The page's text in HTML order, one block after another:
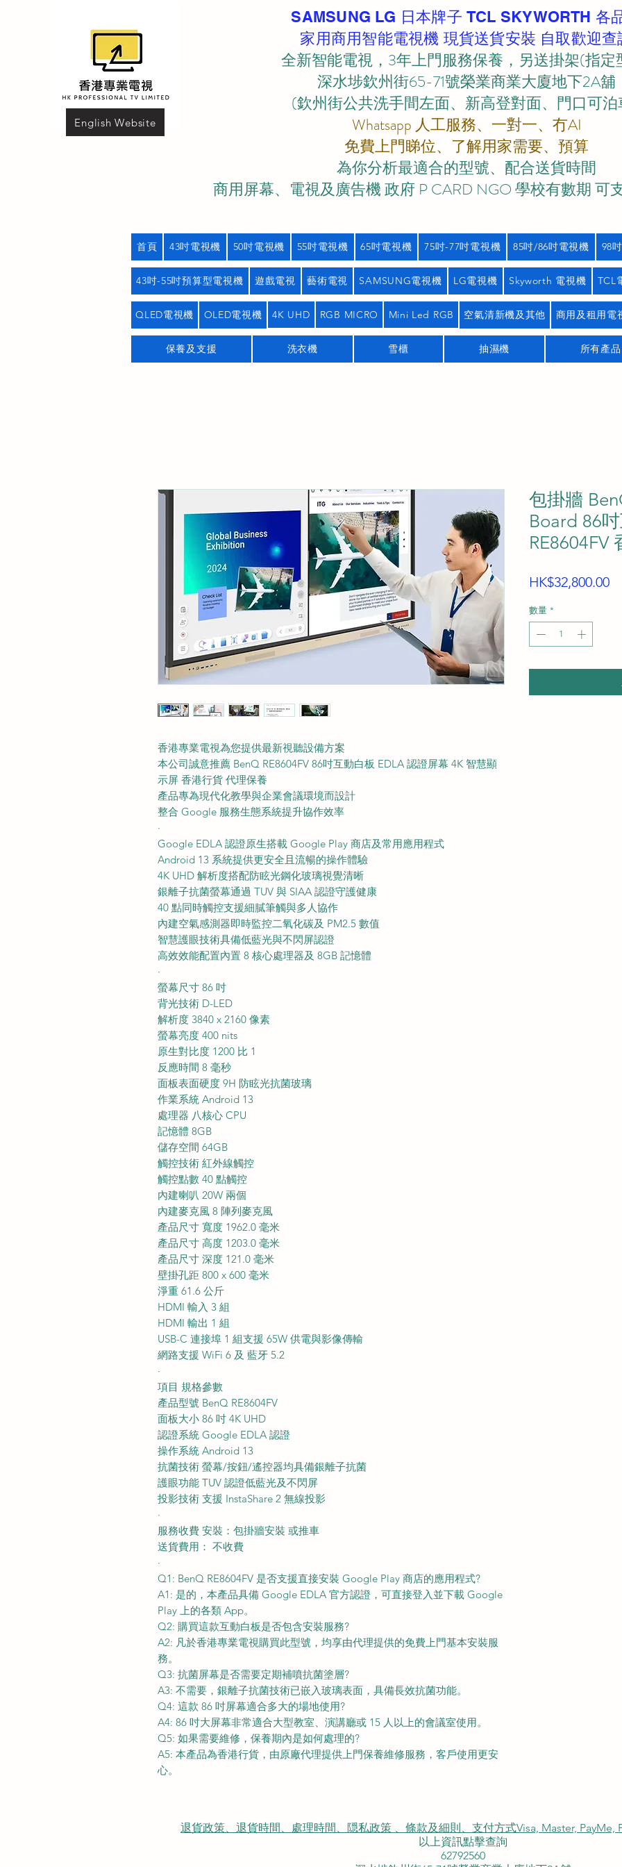
English Website
SAMSUNG LG 日本牌子 TCL SKYWORTH 各
家用商用智能電視機 現貨送貨安裝 自取歡迎查
全新智能電視，3年上門服務保養，另送掛架(指定
深水埗欽州街65-71號榮業商業大廈地下2A舖
(欽州街公共洗手間左面、新高登對面、門口可泊
Whatsapp 人工服務、一對一、冇AI
免費上門睇位、了解用家需要、預算
為你分析最適合的型號、配合送貨時間
商用屏幕、電視及廣告機 政府 P CARD NGO 學校有數期 可
首頁 43吋電視機 50吋電視機 55吋電視機 65吋電視機 75吋-77吋電視機 85吋/86吋電視機 98
43吋-55吋預算型電視機 遊戲電視 藝術電視 SAMSUNG電視機 LG電視機 Skyworth 電視機 TCL
QLED電視機 OLED電視機 4K UHD RGB MICRO Mini Led RGB 空氣清新機及其他 商用及租用電
保養及支援 洗衣機 雪櫃 抽濕機 所有產品
香港專業電視為您提供最新視聽設備方案
本公司誠意推薦 BenQ RE8604FV 86吋互動白板 EDLA 認證屏幕 4K 智慧顯
示屏 香港行貨 代理保養
產品專為現代化教學與企業會議環境而設計
整合 Google 服務生態系統提升協作效率
·
Google EDLA 認證原生搭載 Google Play 商店及常用應用程式
Android 13 系統提供更安全且流暢的操作體驗
4K UHD 解析度搭配防眩光鋼化玻璃視覺清晰
銀離子抗菌螢幕通過 TUV 與 SIAA 認證守護健康
40 點同時觸控支援細膩筆觸與多人協作
內建空氣感測器即時監控二氧化碳及 PM2.5 數值
智慧護眼技術具備低藍光與不閃屏認證
高效效能配置內置 8 核心處理器及 8GB 記憶體
·
螢幕尺寸 86 吋
背光技術 D-LED
解析度 3840 x 2160 像素
螢幕亮度 400 nits
原生對比度 1200 比 1
反應時間 8 毫秒
面板表面硬度 9H 防眩光抗菌玻璃
作業系統 Android 13
處理器 八核心 CPU
記憶體 8GB
儲存空間 64GB
觸控技術 紅外線觸控
觸控點數 40 點觸控
內建喇叭 20W 兩個
內建麥克風 8 陣列麥克風
產品尺寸 寬度 1962.0 毫米
產品尺寸 高度 1203.0 毫米
產品尺寸 深度 121.0 毫米
壁掛孔距 800 x 600 毫米
淨重 61.6 公斤
HDMI 輸入 3 組
HDMI 輸出 1 組
USB-C 連接埠 1 組支援 65W 供電與影像傳輸
網路支援 WiFi 6 及 藍牙 5.2
·
項目 規格參數
產品型號 BenQ RE8604FV
面板大小 86 吋 4K UHD
認證系統 Google EDLA 認證
操作系統 Android 13
抗菌技術 螢幕/按鈕/遙控器均具備銀離子抗菌
護眼功能 TUV 認證低藍光及不閃屏
投影技術 支援 InstaShare 2 無線投影
·
服務收費 安裝：包掛牆安裝 或推車
送貨費用： 不收費
·
Q1: BenQ RE8604FV 是否支援直接安裝 Google Play 商店的應用程式?
A1: 是的，本產品具備 Google EDLA 官方認證，可直接登入並下載 Google
Play 上的各類 App。
Q2: 購買這款互動白板是否包含安裝服務?
A2: 凡於香港專業電視購買此型號，均享由代理提供的免費上門基本安裝服
務。
Q3: 抗菌屏幕是否需要定期補噴抗菌塗層?
A3: 不需要，銀離子抗菌技術已嵌入玻璃表面，具備長效抗菌功能。
Q4: 這款 86 吋屏幕適合多大的場地使用?
A4: 86 吋大屏幕非常適合大型教室、演講廳或 15 人以上的會議室使用。
Q5: 如果需要維修，保養期內是如何處理的?
A5: 本產品為香港行貨，由原廠代理提供上門保養維修服務，客戶使用更安
心。
包掛牆
Board 86
RE8604FV
HK$32,800.00價
數量 *
退貨政策、退貨時間、處理時間、隠私政策 、條款及細則、支付方式Visa, Master, PayMe,
以上資訊點擊查詢
62792560